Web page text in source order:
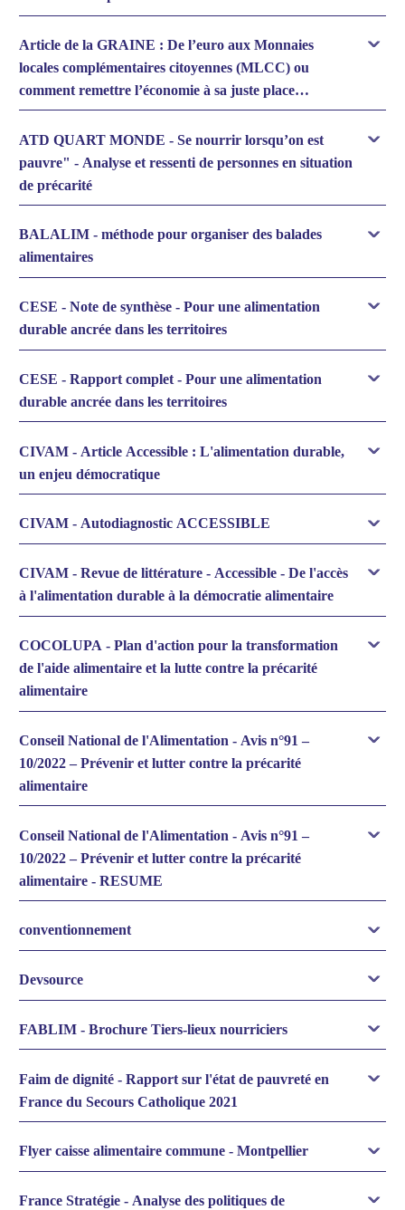
Article de la GRAINE : De l’euro aux Monnaies
locales complémentaires citoyennes (MLCC) ou
comment remettre l’économie à sa juste place…
ATD QUART MONDE - Se nourrir lorsqu’on est
pauvre" - Analyse et ressenti de personnes en situation
de précarité
BALALIM - méthode pour organiser des balades
alimentaires
CESE - Note de synthèse - Pour une alimentation
durable ancrée dans les territoires
CESE - Rapport complet - Pour une alimentation
durable ancrée dans les territoires
CIVAM - Article Accessible : L'alimentation durable,
un enjeu démocratique
CIVAM - Autodiagnostic ACCESSIBLE
CIVAM - Revue de littérature - Accessible - De l'accès
à l'alimentation durable à la démocratie alimentaire
COCOLUPA - Plan d'action pour la transformation
de l'aide alimentaire et la lutte contre la précarité
alimentaire
Conseil National de l'Alimentation - Avis n°91 –
10/2022 – Prévenir et lutter contre la précarité
alimentaire
Conseil National de l'Alimentation - Avis n°91 –
10/2022 – Prévenir et lutter contre la précarité
alimentaire - RESUME
conventionnement
Devsource
FABLIM - Brochure Tiers-lieux nourriciers
Faim de dignité - Rapport sur l'état de pauvreté en
France du Secours Catholique 2021
Flyer caisse alimentaire commune - Montpellier
France Stratégie - Analyse des politiques de